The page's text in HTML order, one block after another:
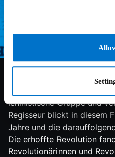
Léon verdient seinen
leninistische Gruppe und
Regisseur blickt in diesem
Jahre und die
Die erhoffte Revolution
Revolutionärinnen und